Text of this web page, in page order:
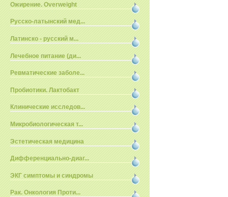
Ожирение. Overweight
Русско-латынский мед...
Латинско - русский м...
Лечебное питание (ди...
Ревматические заболе...
Пробиотики. Лактобакт
Клинические исследов...
Микробиологическая т...
Эстетическая медицина
Дифференциально-диаг...
ЭКГ симптомы и синдромы
Рак. Онкология Проти...